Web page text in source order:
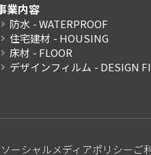
業内容
防水 - WATERPROOF
住宅建材 - HOUSING
床材 - FLOOR
デザインフィルム - DESIGN
ソーシャルメディアポリシーご